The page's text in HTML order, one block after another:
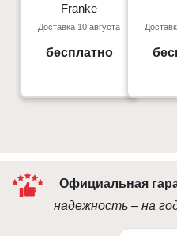
Franke
Доставка 10 августа
бесплатно
Franke
Киев, пр. С. Бандеры 23, ТЦ
Gorodok Gallery
г. Киев
Официальная
надежность – на